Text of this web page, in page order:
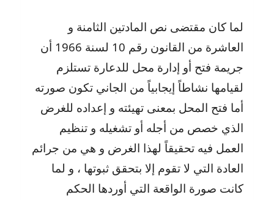
لما كان مقتضى نص المادتين الثامنة و
العاشرة من القانون رقم 10 لسنة 1966 أن
جريمة فتح أو إدارة محل للدعارة تستلزم
لقيامها نشاطاً إيجابياً من الجاني تكون صورته
أما فتح المحل بمعنى تهيئته و إعداده للغرض
الذي خصص من أجله أو تشغيله و تنظيم
العمل فيه تحقيقاً لهذا الغرض و هي من جرائم
العادة التي لا تقوم إلا بتحقق ثبوتها ، و لما
كانت صورة الواقعة التي أوردها الحكم